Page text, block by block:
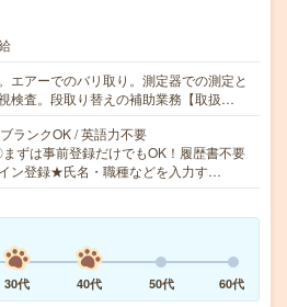
エアーでのバリ取り。測定器での測定と
検査。段取り替えの補助業務【取扱…
ランクOK / 英語力不要
ずは事前登録だけでもOK！履歴書不要
ン登録★氏名・職種などを入力す…
30代 40代 50代 60代